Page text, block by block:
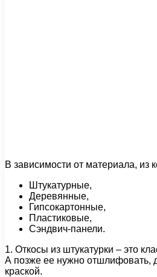
В зависимости от материала, из
Штукатурные,
Деревянные,
Гипсокартонные,
Пластиковые,
Сэндвич-панели.
1. Откосы из штукатурки – это
А позже ее нужно отшлифовать,
краской.